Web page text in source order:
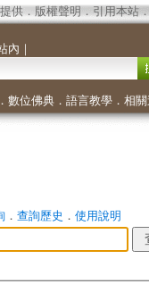
供． 版權聲明 ． 引用本站．
內 ｜
． 數位佛典． 語言教學． 相
． 查詢歷史 ． 使用說明